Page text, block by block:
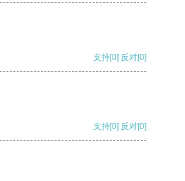
支持[0] 反对[0]
支持[0] 反对[0]